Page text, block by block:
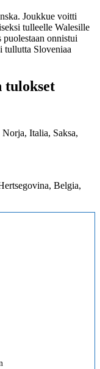
Joukkue voitti
tulleelle Walesille
onnistui
tullutta Sloveniaa
tulokset
Italia, Saksa,
Belgia,